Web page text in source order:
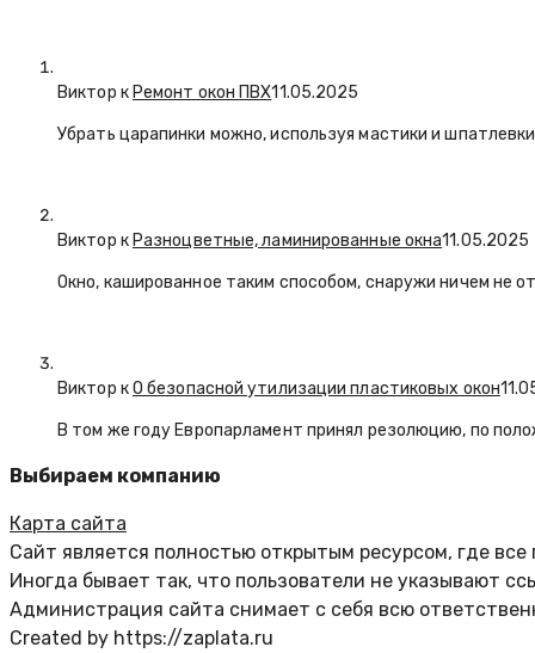
Виктор кРемонт окон ПВХ11.05.2025
Убрать царапинки можно, используя мастики и
Виктор кРазноцветные, ламинированные окна11.05.2025
Окно, кашированное таким способом, снаружи ничем не
Виктор кО безопасной утилизации пластиковых окон
В том же году Европарламент принял резолюцию, по
Выбираем компанию
Карта сайта
Сайт является полностью открытым ресурсом, где
Иногда бывает так, что пользователи не указывают
Администрация сайта снимает с себя всю
Created by https://zaplata.ru